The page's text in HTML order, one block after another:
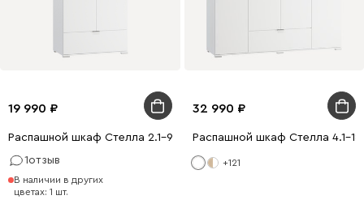
19 990
Распашной шкаф Стелла 2.1-90x200 Белый
1отзыв
В наличии в других
цветах: 1 шт.
32 990
Распашной шкаф Стелла 4.1-
+121